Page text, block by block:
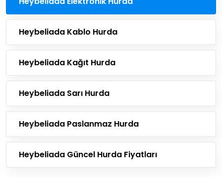
Heybeliada Kablo Hurda
Heybeliada Kağıt Hurda
Heybeliada Sarı Hurda
Heybeliada Paslanmaz Hurda
Heybeliada Güncel Hurda Fiyatları